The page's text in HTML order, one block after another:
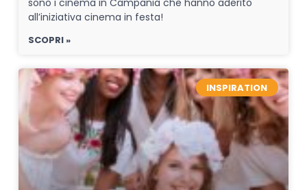
all’iniziativa cinema in festa!
SCOPRI »
INSPIRATION